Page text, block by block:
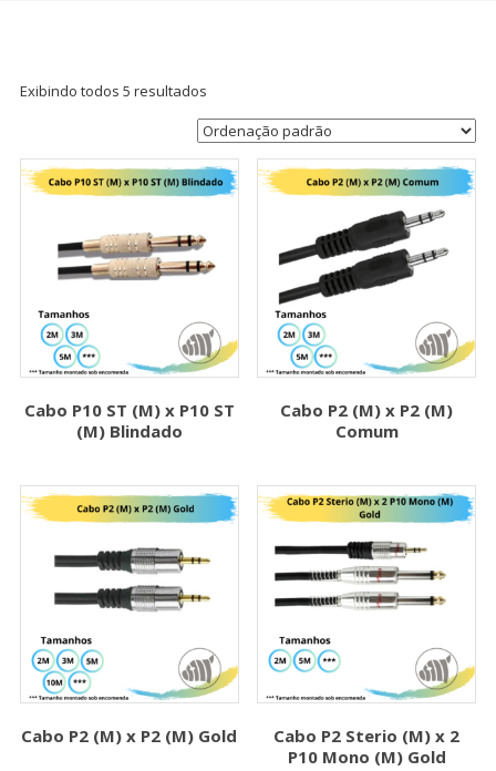
Exibindo todos 5 resultados
Cabo P10 ST (M) x P10 ST
(M) Blindado
Cabo P2 (M) x P2 (M)
Comum
Cabo P2 (M) x P2 (M) Gold
Cabo P2 Sterio (M) x 2
P10 Mono (M) Gold